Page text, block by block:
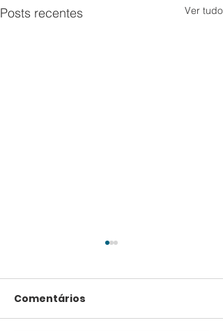
Posts recentes Ver tudo
Comentários